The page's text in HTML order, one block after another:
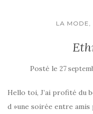
LA MODE,
Posté le 27
Hello toi, J’ai profité du
d »une soirée entre